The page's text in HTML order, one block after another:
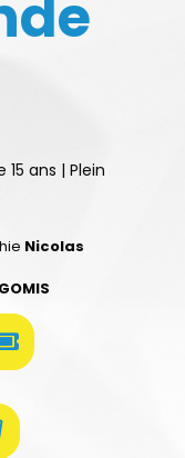
ans | Plein
Nicolas